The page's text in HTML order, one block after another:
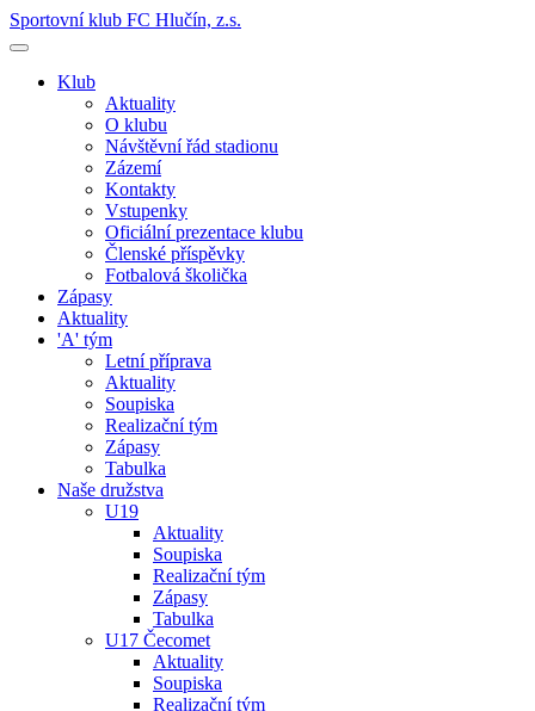
Sportovní klub FC Hlučín, z.s.
Klub
Aktuality
O klubu
Návštěvní řád stadionu
Zázemí
Kontakty
Vstupenky
Oficiální prezentace klubu
Členské příspěvky
Fotbalová školička
Zápasy
Aktuality
'A' tým
Letní příprava
Aktuality
Soupiska
Realizační tým
Zápasy
Tabulka
Naše družstva
U19
Aktuality
Soupiska
Realizační tým
Zápasy
Tabulka
U17 Čecomet
Aktuality
Soupiska
Realizační tým